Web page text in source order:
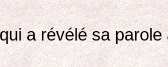
a révélé sa